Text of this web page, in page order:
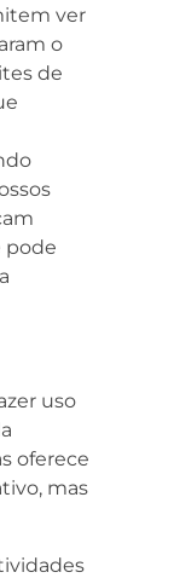
ver
o
de
pode
uso
oferece
mas